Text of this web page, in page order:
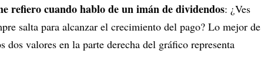
refiero cuando hablo de un imán de dividendos: ¿Ves
salta para alcanzar el crecimiento del pago? Lo mejor de
dos valores en la parte derecha del gráfico representa